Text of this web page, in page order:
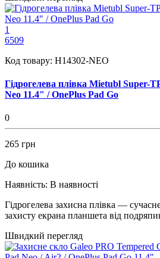
1
6509
Код товару: H14302-NEO
Гідрогелева плівка Mietubl Super-
Neo 11.4" / OnePlus Pad Go
0
265 грн
До кошика
Наявність: В наявності
Гідрогелева захисна плівка —
захисту екрана планшета від
Швидкий перегляд